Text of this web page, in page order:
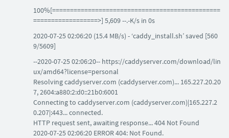
100%[===============================================
==================>] 5,609 --.-K/s in 0s
2020-07-25 02:06:20 (15.4 MB/s) - ‘caddy_install.sh’ saved [560
9/5609]
--2020-07-25 02:06:20-- https://caddyserver.com/download/lin
ux/amd64?license=personal
Resolving caddyserver.com (caddyserver.com)... 165.227.20.20
7, 2604:a880:2:d0::21b0:6001
Connecting to caddyserver.com (caddyserver.com)|165.227.2
0.207|:443... connected.
HTTP request sent, awaiting response... 404 Not Found
2020-07-25 02:06:20 ERROR 404: Not Found.